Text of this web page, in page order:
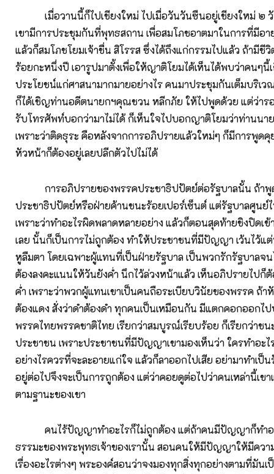
เมื่อวานนี้ก็ไปเชียงใหม่ ไปเมื่อวันวันซืนอยู่เชียงใหม่ ๒ วั
เขามีการประชุมกันที่พุทธสถาน เพื่อสมโภชอาตมาในการที่มีอ
แล้วก็สมโภชโยมเจ้าชื่น สิโรรส ซึ่งได้ถึงแก่กรรมไปแล้ว ถ้ามีชี
ร้อยกะหนึ่งปี เอารูปมาตั้งเพื่อให้ญาติโยมได้เห็นได้พบว่าคนๆนี้
ประโยชน์แก่ศาสนามากมายอย่างไร คนมาประชุมกันเต็มบริเ
ก็ได้เชิญท่านอดีตนายกฯคุณชวน หลีกภัย ให้ไปพูดด้วย แต่ว่ารอ
รับโทรศัพท์บอกว่ามาไม่ได้ ก็เห็นใจไปบอกญาติโยมว่าท่านนา
เพราะว่าติดธุระ คือหลังจากการอภิปรายแล้วใหม่ๆ ก็มีการพูด
หัวหน้าก็ต้องอยู่เลยปลีกตัวไปไม่ได้
การอภิปรายของพรรคประชาธิปปัตย์ต่อรัฐบาลนั้น ถ้าพู
ประชาธิปปัตย์หรือฝ่ายค้านชนะร้อยเปอร์เซ็นต์ แต่รัฐบาลศูนย์
เพราะว่าทำอะไรผิดพลาดหลายอย่าง แล้วก็ตอนสุดท้ายชิงปิดเ
เลย นั้นก็เป็นการไม่ถูกต้อง ทำให้ประชาชนที่มีปัญญา เว้นไว้แ
หูลืมตา โดยเฉพาะผู้แทนที่เป็นฝ่ายรัฐบาล เป็นพวกรักรัฐบาลจ
ต้องลงคะแนนให้วันยังค่ำ นึกไว้ล่วงหน้าแล้ว เห็นอภิปรายไปก็
ค่ำ เพราะว่าพวกผู้แทนเขาเป็นคนถือระเบียบวินัยของพรรค ถ้า
ต้องแดง สั่งว่าดำต้องดำ ทุกคนเป็นเหมือนกัน มีแตกคอกออกไ
พรรคไทยพรรคชาติไทย เรียกว่าสมบูรณ์เรียบร้อย ก็เรียกว่าช
ประชาชน เพราะประชาชนที่มีปัญญาเขามองเห็นว่า ใครทำอะ
อย่างไรควรที่จะละอายแก่ใจ แล้วก็ลาออกไปเสีย อย่ามาทำเป็
อยู่ต่อไปจึงจะเป็นการถูกต้อง แต่ว่าคอยดูต่อไปว่าคนเหล่านี้เข
ตามฐานะของเขา
คนไร้ปัญญาทำอะไรก็ไม่ถูกต้อง แต่ถ้าคนมีปัญญาก็ทำอ
ธรรมะของพระพุทธเจ้าของเรานั้น สอนคนให้มีปัญญาให้มีควา
เรื่องอะไรต่างๆ พระองค์สอนว่าจงมองทุกสิ่งทุกอย่างตามที่มันเ